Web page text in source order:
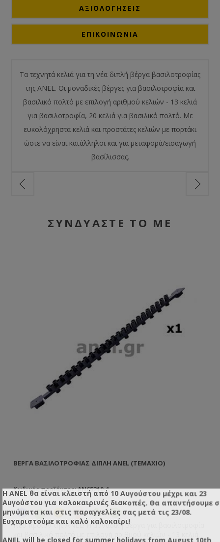
ΑΞΙΟΛΟΓΉΣΕΙΣ
ΕΠΙΚΟΙΝΩΝΙΑ
Τα τεχνητά κελιά για τη νέα διπλή βέργα βασιλοτροφίας
της ANEL. Οι μοναδικές βέργες για βασιλοτροφία και
βασιλικό πολτό με επιλογή αριθμού κελιών - 13 κελιά
για βασιλοτροφία, 20 κελιά για βασιλικό πολτό. Με
ευκολόχρηστα κελιά και προστάτες κελιών με πορτάκι
ώστε να είναι κατάλληλοι και για μεταφορά/εισαγωγή
βασίλισσας.
ΣΥΝΔΥΑΣΤΕ ΤΟ ΜΕ
ΒΈΡΓΑ ΒΑΣΙΛΟΤΡΟΦΊΑΣ ΔΙΠΛΉ ANEL (TEMAXIO)
Κωδικός προϊόντος: AN65210-1
Νέο προϊόν της ANEL! Η μοναδική βέργα για βασιλοτροφία
Η ANEL θα είναι κλειστή από 10 Αυγούστου μέχρι και 23
Αυγούστου για καλοκαιρινές διακοπές. Θα απαντήσουμε
μηνύματα και στις παραγγελίες σας μετά τις 23/08.
Ευχαριστούμε και καλό καλοκαίρι!
ANEL will be closed for summer holidays from August 10th